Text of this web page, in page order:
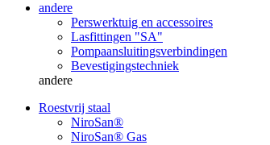
andere
Perswerktuig en accessoires
Lasfittingen "SA"
Pompaansluitingsverbindingen
Bevestigingstechniek
andere
Roestvrij staal
NiroSan®
NiroSan® Gas